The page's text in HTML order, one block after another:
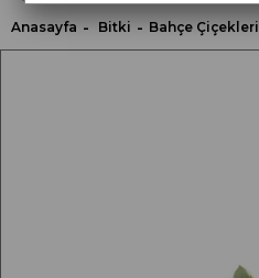
Anasayfa Bitki Bahçe Çiçekleri